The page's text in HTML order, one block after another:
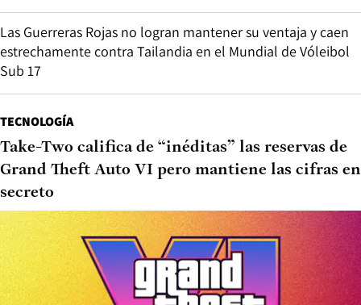
Las Guerreras Rojas no logran mantener su ventaja y caen
estrechamente contra Tailandia en el Mundial de Vóleibol
Sub 17
TECNOLOGÍA
Take-Two califica de “inéditas” las reservas de
Grand Theft Auto VI pero mantiene las cifras en
secreto